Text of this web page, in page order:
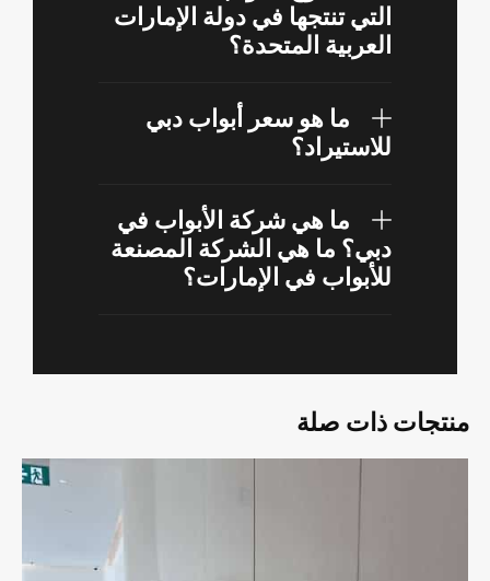
التي تنتجها في دولة الإمارات
العربية المتحدة؟
ما هو سعر أبواب دبي
للاستيراد؟
ما هي شركة الأبواب في
دبي؟ ما هي الشركة المصنعة
للأبواب في الإمارات؟
منتجات ذات صلة